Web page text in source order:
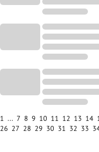
1 ... 7 8 9 10 11 12 13 14
26 27 28 29 30 31 32 33